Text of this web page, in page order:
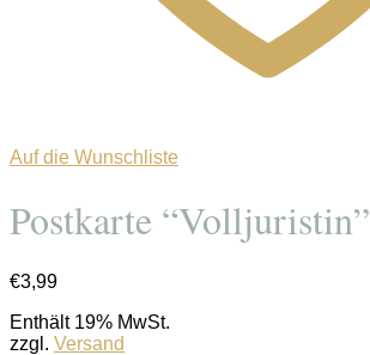
Auf die Wunschliste
Postkarte “Volljuristin”
€3,99
Enthält 19% MwSt.
zzgl. Versand